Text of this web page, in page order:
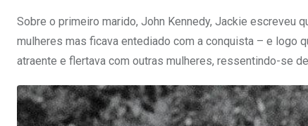
Sobre o primeiro marido, John Kennedy, Jackie escreveu
mulheres mas ficava entediado com a conquista – e logo
atraente e flertava com outras mulheres, ressentindo-se de